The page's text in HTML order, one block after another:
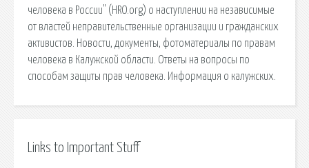
человека в России" (HRO.org) о наступлении на независимые
от властей неправительственные организации и гражданских
активистов. Новости, документы, фотоматериалы по правам
человека в Калужской области. Ответы на вопросы по
способам защиты прав человека. Информация о калужских.
Links to Important Stuff